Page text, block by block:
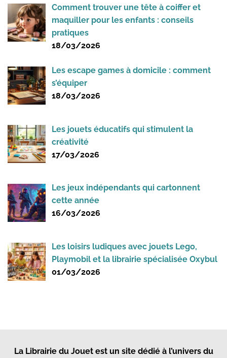
Comment trouver une tête à coiffer et
maquiller pour les enfants : conseils
pratiques
18/03/2026
Les escape games à domicile : comment
s’équiper
18/03/2026
Les jouets éducatifs qui stimulent la
créativité
17/03/2026
Les jeux indépendants qui cartonnent
cette année
16/03/2026
Les loisirs ludiques avec jouets Lego,
Playmobil et la librairie spécialisée Oxybul
01/03/2026
La Librairie du Jouetest un site dédié à l’univers du